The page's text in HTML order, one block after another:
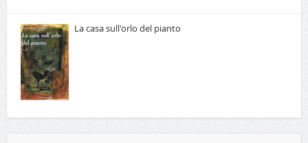
La casa sull'orlo del pianto